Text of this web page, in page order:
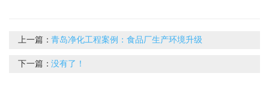
上一篇：青岛净化工程案例：食品厂生产环境升级
下一篇：没有了！